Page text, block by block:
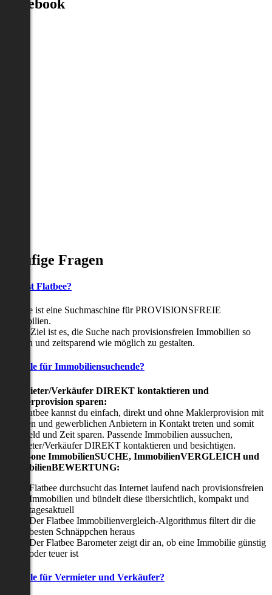
Facebook
Häufige Fragen
Was ist Flatbee?
Flatbee ist eine Suchmaschine für PROVISIONSFREIE
Immobilien.
Unser Ziel ist es, die Suche nach provisionsfreien Immobilien so
einfach und zeitsparend wie möglich zu gestalten.
Vorteile für Immobiliensuchende?
Viermieter/Verkäufer DIREKT kontaktieren und
Maklerprovision sparen:
Mit Flatbee kannst du einfach, direkt und ohne Maklerprovision mit
privaten und gewerblichen Anbietern in Kontakt treten und somit
viel Geld und Zeit sparen. Passende Immobilien aussuchen,
Vermieter/Verkäufer DIREKT kontaktieren und besichtigen.
All-in-one ImmobilienSUCHE, ImmobilienVERGLEICH und
ImmobilienBEWERTUNG:
Flatbee durchsucht das Internet laufend nach provisionsfreien
Immobilien und bündelt diese übersichtlich, kompakt und
tagesaktuell
Der Flatbee Immobilienvergleich-Algorithmus filtert dir die
besten Schnäppchen heraus
Der Flatbee Barometer zeigt dir an, ob eine Immobilie günstig
oder teuer ist
Vorteile für Vermieter und Verkäufer?